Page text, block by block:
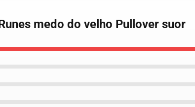
medo do velho Pullover suor